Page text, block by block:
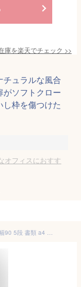
庫を楽天でチェック >>
ュラルな風合
がソフトクロー
枠を傷つけた
オフィスにおすす
オフィス収納 おしゃれ 書庫 木目調 鍵付き スチール 幅90 5段 書類 a4 キャビネット スチールキャビネット 棚板 棚 ラック ワゴン スチールラック おすすめ オフィス収納家具 オフィス 事務 事務所 病院 施設 学校 塾 トゥーロン 送料無料